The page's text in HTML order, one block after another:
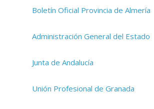
Boletín Oficial Provincia de Almería
Administración General del Estado
Junta de Andalucía
Unión Profesional de Granada